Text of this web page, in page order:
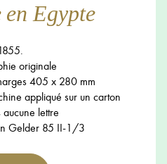
Egypte
originale
405 x 280 mm
appliqué sur un carton
lettre
Gelder 85 II-1/3